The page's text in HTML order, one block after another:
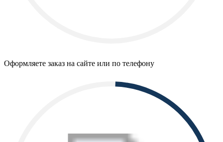
Оформляете заказ на сайте или по телефону